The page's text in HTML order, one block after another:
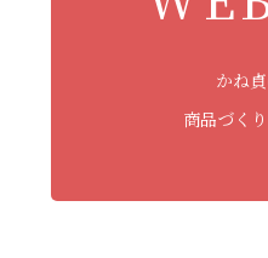
かね
商品づく